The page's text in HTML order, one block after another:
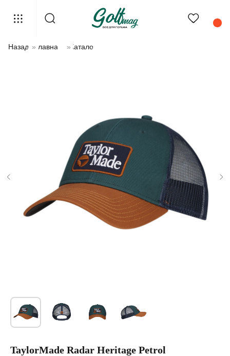
Назад »Главная »Каталог
TaylorMade Radar Heritage Petrol